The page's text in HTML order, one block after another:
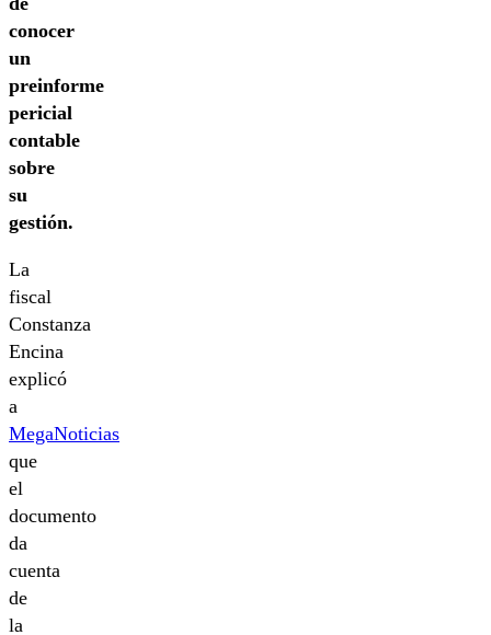
conocer
un
preinforme
pericial
contable
sobre
su
gestión.
La
fiscal
Constanza
Encina
explicó
a
MegaNoticias
que
el
documento
da
cuenta
de
la